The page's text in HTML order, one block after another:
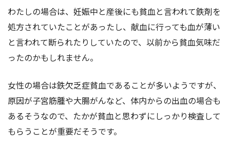
わたしの場合は、妊娠中と産後にも貧血と言われて鉄剤を
処方されていたことがあったし、献血に行っても血が薄い
と言われて断られたりしていたので、以前から貧血気味だ
ったのかもしれません。
女性の場合は鉄欠乏症貧血であることが多いようですが、
原因が子宮筋腫や大腸がんなど、体内からの出血の場合も
あるそうなので、たかが貧血と思わずにしっかり検査して
もらうことが重要だそうです。